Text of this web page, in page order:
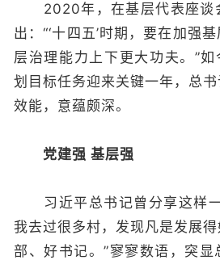
2020年，在基层代表座谈
出：“‘十四五’时期，要在加强
层治理能力上下更大功夫。”如
划目标任务迎来关键一年，总
效能，意蕴颇深。
党建强 基层强
习近平总书记曾分享这样一
我去过很多村，发现凡是发展
部、好书记。”寥寥数语，突显